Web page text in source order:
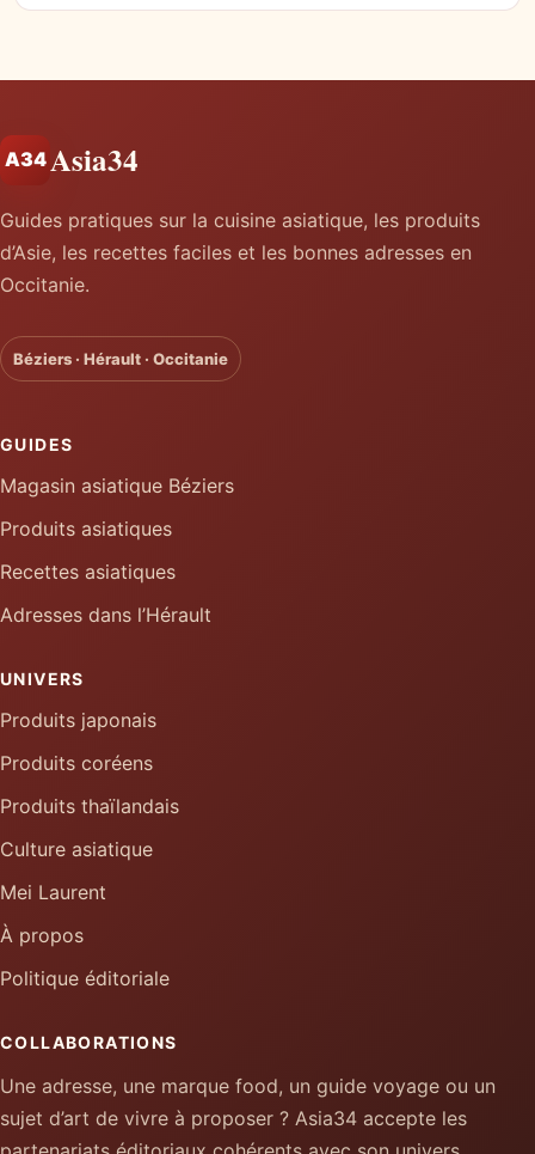
A34Asia34
Guides pratiques sur la cuisine asiatique, les produits
d’Asie, les recettes faciles et les bonnes adresses en
Occitanie.
Béziers · Hérault · Occitanie
GUIDES
Magasin asiatique Béziers
Produits asiatiques
Recettes asiatiques
Adresses dans l’Hérault
UNIVERS
Produits japonais
Produits coréens
Produits thaïlandais
Culture asiatique
Mei Laurent
À propos
Politique éditoriale
COLLABORATIONS
Une adresse, une marque food, un guide voyage ou un
sujet d’art de vivre à proposer ? Asia34 accepte les